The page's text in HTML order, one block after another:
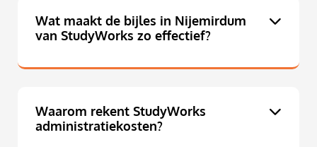
Wat maakt de bijles in Nijemirdum
van StudyWorks zo effectief?
Waarom rekent StudyWorks
administratiekosten?